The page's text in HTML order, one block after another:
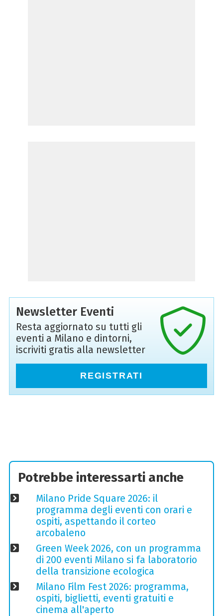
Newsletter Eventi
Resta aggiornato su tutti gli
eventi a Milano e dintorni,
iscriviti gratis alla newsletter
REGISTRATI
Potrebbe interessarti anche
Milano Pride Square 2026: il
programma degli eventi con orari e
ospiti, aspettando il corteo
arcobaleno
Green Week 2026, con un programma
di 200 eventi Milano si fa laboratorio
della transizione ecologica
Milano Film Fest 2026: programma,
ospiti, biglietti, eventi gratuiti e
cinema all'aperto